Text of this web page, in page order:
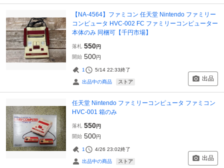
【NA-4564】ファミコン 任天堂 Nintendo ファミリー
コンピュータ HVC-002 FC ファミリーコンピューター
本体のみ 同梱可【千円市場】
落札 550円
開始 500円
1 5/14 22:33終了
出品中の商品 ストア 出品
任天堂 Nintendo ファミリーコンピュータ ファミコン
HVC-001 箱のみ
落札 550円
開始 500円
1 4/26 23:02終了
出品中の商品 ストア 出品